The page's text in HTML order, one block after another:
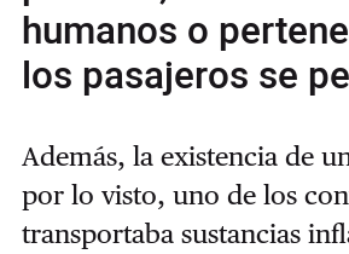
humanos o
los pasajeros se
Además, la existencia de
por lo visto, uno de los
transportaba sustancias